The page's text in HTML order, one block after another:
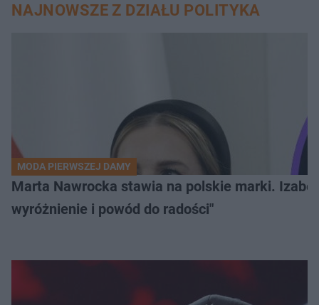
NAJNOWSZE Z DZIAŁU POLITYKA
MODA PIERWSZEJ DAMY
Marta Nawrocka stawia na polskie marki.
wyróżnienie i powód do radości"